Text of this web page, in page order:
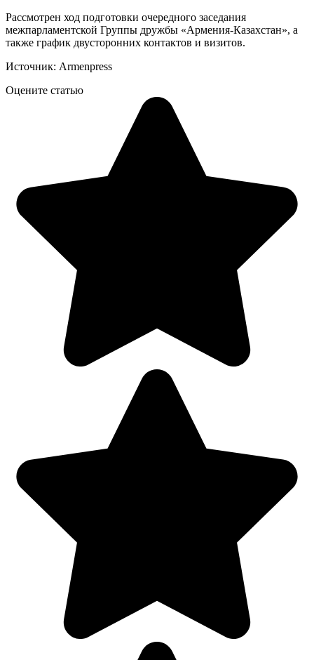
Рассмотрен ход подготовки очередного заседания
межпарламентской Группы дружбы «Армения-Казахстан», а
также график двусторонних контактов и визитов.
Источник: Armenpress
Оцените статью